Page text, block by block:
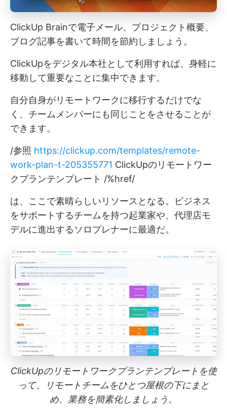
ClickUp Brainで電子メール、プロジェクト概要、
ブログ記事を書いて時間を節約しましょう。
ClickUpをデジタル本社として利用すれば、身軽に
移動して重要なことに集中できます。
自分自身がリモートワークに移行するだけでな
く、チームメンバーにも同じことをさせることが
できます。
/参照 https://clickup.com/templates/remote-
work-plan-t-205355771 ClickUpのリモートワー
クプランテンプレート /%href/
は、ここで素晴らしいリソースとなる。ビジネス
をサポートするチームを持つ起業家や、代理店モ
デルに進出するソロプレナーに最適だ。
ClickUpのリモートワークプランテンプレートを使
って、リモートチームをひとつ屋根の下にまと
め、業務を簡素化しましょう。